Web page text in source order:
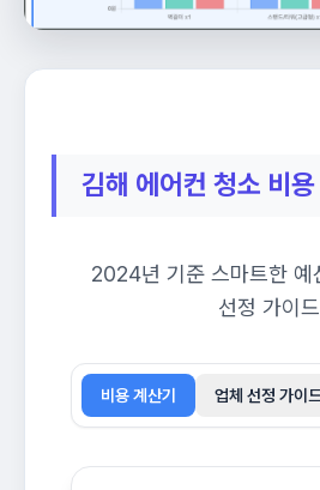
김해 에어컨 청소 비용
2024년 기준 스마트한 예
선정 가이드
비용 계산기 업체 선정 가이